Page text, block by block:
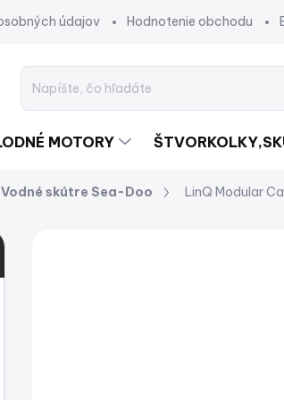
údajov Hodnotenie obchodu
MOTORY
Vodné skútre Sea-Doo LinQ Modular